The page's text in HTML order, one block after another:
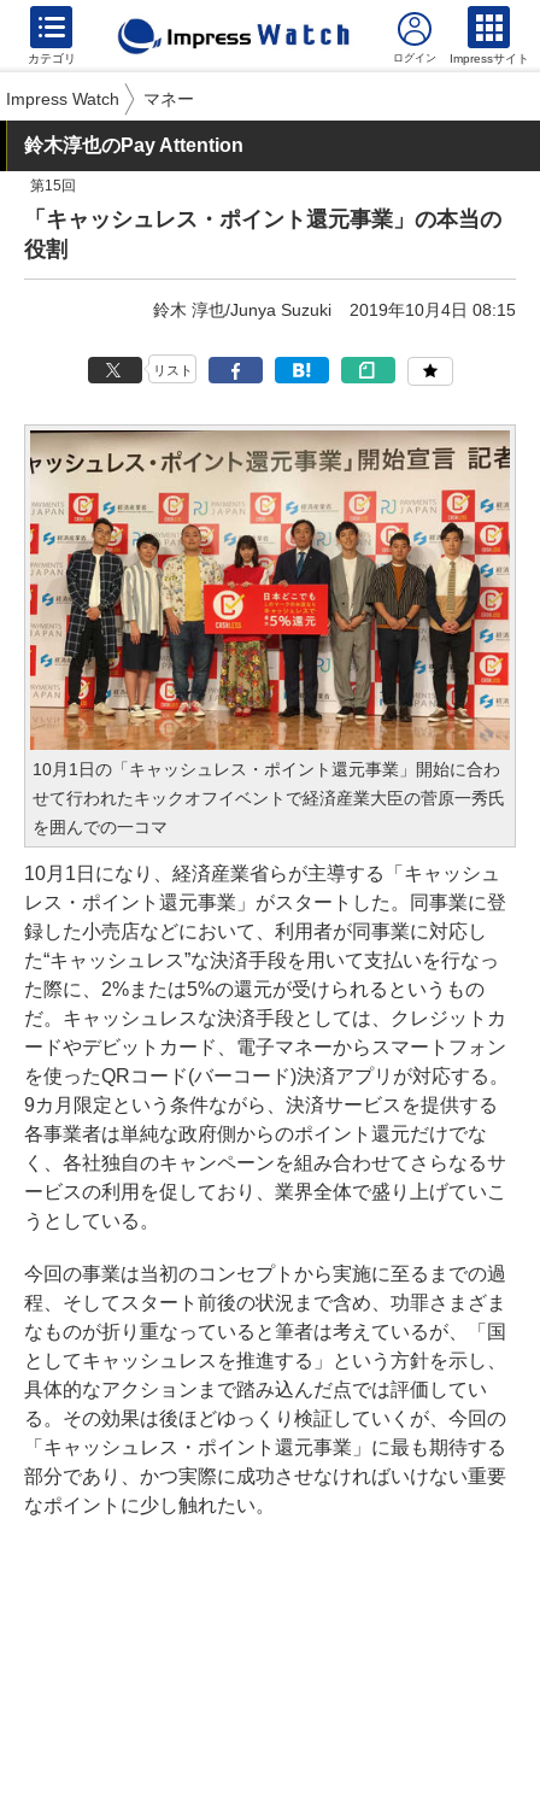
カテゴリ Impressサイト
Impress Watch マネー
鈴木淳也のPay Attention
第15回
「キャッシュレス・ポイント還元事業」の本当の
役割
鈴木 淳也/Junya Suzuki 2019年10月4日 08:15
リスト
10月1日の「キャッシュレス・ポイント還元事業」開始に合わ
せて行われたキックオフイベントで経済産業大臣の菅原一秀氏
を囲んでの一コマ
10月1日になり、経済産業省らが主導する「キャッシュ
レス・ポイント還元事業」がスタートした。同事業に登
録した小売店などにおいて、利用者が同事業に対応し
た“キャッシュレス”な決済手段を用いて支払いを行なっ
た際に、2%または5%の還元が受けられるというもの
だ。キャッシュレスな決済手段としては、クレジットカ
ードやデビットカード、電子マネーからスマートフォン
を使ったQRコード(バーコード)決済アプリが対応する。
9カ月限定という条件ながら、決済サービスを提供する
各事業者は単純な政府側からのポイント還元だけでな
く、各社独自のキャンペーンを組み合わせてさらなるサ
ービスの利用を促しており、業界全体で盛り上げていこ
うとしている。
今回の事業は当初のコンセプトから実施に至るまでの過
程、そしてスタート前後の状況まで含め、功罪さまざま
なものが折り重なっていると筆者は考えているが、「国
としてキャッシュレスを推進する」という方針を示し、
具体的なアクションまで踏み込んだ点では評価してい
る。その効果は後ほどゆっくり検証していくが、今回の
「キャッシュレス・ポイント還元事業」に最も期待する
部分であり、かつ実際に成功させなければいけない重要
なポイントに少し触れたい。